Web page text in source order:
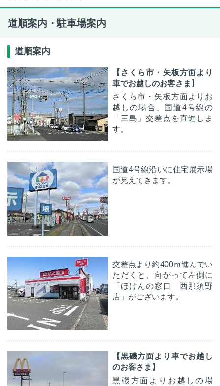
道順案内・駐車場案内
道順案内
【さくら市・矢板方面より
車でお越しのお客さま】
さくら市・矢板方面よりお
越しの場合、国道4号線の
「三島」交差点を直進しま
す。
国道4号線沿いに住宅展示場
が見えてきます。
交差点より約400ｍ進んでい
ただくと、向かって左側に
「ほけんの窓口 西那須野
店」がございます。
【黒磯方面より車でお越し
のお客さま】
黒磯方面よりお越しの場